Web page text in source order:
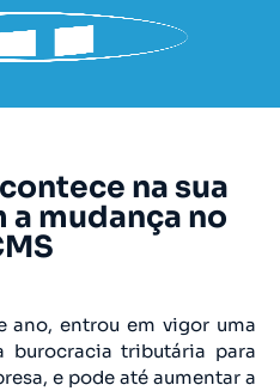
na sua
a mudança no
ano, entrou em vigor uma
burocracia tributária para
e pode até aumentar a